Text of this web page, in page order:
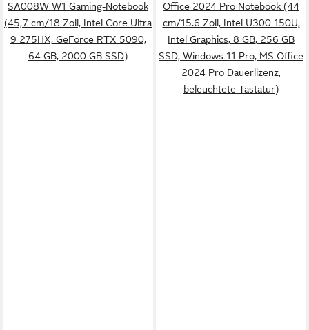
SA008W W1 Gaming-Notebook
(45,7 cm/18 Zoll, Intel Core Ultra
9 275HX, GeForce RTX 5090,
64 GB, 2000 GB SSD)
Office 2024 Pro Notebook (44
cm/15.6 Zoll, Intel U300 150U,
Intel Graphics, 8 GB, 256 GB
SSD, Windows 11 Pro, MS Office
2024 Pro Dauerlizenz,
beleuchtete Tastatur)